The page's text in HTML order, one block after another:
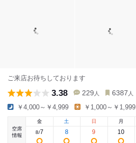
ご来店お待ちしております
3.38 229 人 6387 人
￥4,000～￥4,999 ￥1,000～￥1,999
空席
情報
金
8/7
土
8
日
9
月
10